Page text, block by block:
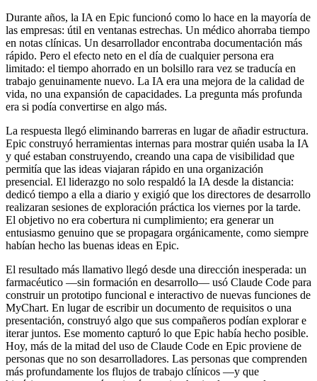
Durante años, la IA en Epic funcionó como lo hace en la mayoría de
las empresas: útil en ventanas estrechas. Un médico ahorraba tiempo
en notas clínicas. Un desarrollador encontraba documentación más
rápido. Pero el efecto neto en el día de cualquier persona era
limitado: el tiempo ahorrado en un bolsillo rara vez se traducía en
trabajo genuinamente nuevo. La IA era una mejora de la calidad de
vida, no una expansión de capacidades. La pregunta más profunda
era si podía convertirse en algo más.
La respuesta llegó eliminando barreras en lugar de añadir estructura.
Epic construyó herramientas internas para mostrar quién usaba la IA
y qué estaban construyendo, creando una capa de visibilidad que
permitía que las ideas viajaran rápido en una organización
presencial. El liderazgo no solo respaldó la IA desde la distancia:
dedicó tiempo a ella a diario y exigió que los directores de desarrollo
realizaran sesiones de exploración práctica los viernes por la tarde.
El objetivo no era cobertura ni cumplimiento; era generar un
entusiasmo genuino que se propagara orgánicamente, como siempre
habían hecho las buenas ideas en Epic.
El resultado más llamativo llegó desde una dirección inesperada: un
farmacéutico —sin formación en desarrollo— usó Claude Code para
construir un prototipo funcional e interactivo de nuevas funciones de
MyChart. En lugar de escribir un documento de requisitos o una
presentación, construyó algo que sus compañeros podían explorar e
iterar juntos. Ese momento capturó lo que Epic había hecho posible.
Hoy, más de la mitad del uso de Claude Code en Epic proviene de
personas que no son desarrolladores. Las personas que comprenden
más profundamente los flujos de trabajo clínicos —y que